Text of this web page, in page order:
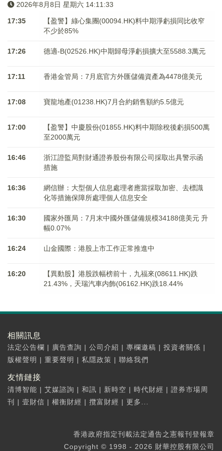
2026年8月8日 星期六 14:11:35
17:35
【盈警】綠心集團(00094.HK)料中期淨虧損同比收窄
不少於85%
17:26 德適-B(02526.HK)中期歸母淨虧損擴大至5588.3萬元
17:11 香港金管局：7月底官方外匯儲備資產為4478億美元
17:08 寶龍地產(01238.HK)7月合約銷售額約5.5億元
17:00
【盈警】中慶股份(01855.HK)料中期除稅後虧損500萬
至2000萬元
16:46
浙江證監局對財通證券股份有限公司採取出具警示函
措施
16:36
網信辦：大型個人信息處理者應當採取加密、去標識
化等措施保障所處理個人信息安全
16:30
國家外匯局：7月末中國外匯儲備規模34188億美元 升
幅0.07%
16:24 山金國際：港股上市工作正常推進中
16:20
【異動股】港股跌幅榜前十，九福來(08611.HK)跌
21.43%，天瑞汽車内飾(06162.HK)跌18.44%
相關訊息
法定公告欄 | 廣告查詢 | 公司介紹 | 專欄邀稿 | 投資者關係 |
版權聲明 | 重要聲明 | 私隱政策 | 聯絡我們
友情鏈接
清博智能 | 艾媒諮詢 | 和訊 | 新時空 | 時代財經 | 證券市場周
刊 | 壹財信 | 權衡財經 | 攬富財經 | 更多...
香港政府指定刊載法定通告之憲報刊登報章
Copyright © 1998 - 2026 財華控股有限公司